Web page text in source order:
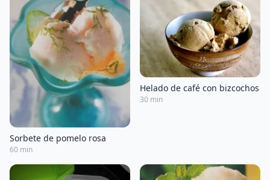
Sorbete de pomelo rosa
60 min
Helado de café con bizcochos
30 min